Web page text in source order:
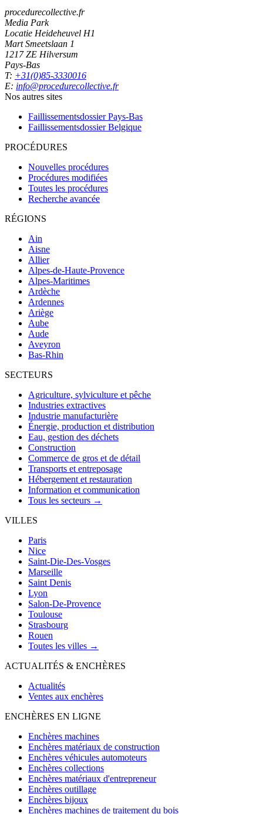
procedurecollective.fr
Media Park
Locatie Heideheuvel H1
Mart Smeetslaan 1
1217 ZE Hilversum
Pays-Bas
T: +31(0)85-3330016
E: info@procedurecollective.fr
Nos autres sites
Faillissementsdossier Pays-Bas
Faillissementsdossier Belgique
PROCÉDURES
Nouvelles procédures
Procédures modifiées
Toutes les procédures
Recherche avancée
RÉGIONS
Ain
Aisne
Allier
Alpes-de-Haute-Provence
Alpes-Maritimes
Ardèche
Ardennes
Ariège
Aube
Aude
Aveyron
Bas-Rhin
SECTEURS
Agriculture, sylviculture et pêche
Industries extractives
Industrie manufacturière
Énergie, production et distribution
Eau, gestion des déchets
Construction
Commerce de gros et de détail
Transports et entreposage
Hébergement et restauration
Information et communication
Tous les secteurs →
VILLES
Paris
Nice
Saint-Die-Des-Vosges
Marseille
Saint Denis
Lyon
Salon-De-Provence
Toulouse
Strasbourg
Rouen
Toutes les villes →
ACTUALITÉS & ENCHÈRES
Actualités
Ventes aux enchères
ENCHÈRES EN LIGNE
Enchères machines
Enchères matériaux de construction
Enchères véhicules automoteurs
Enchères collections
Enchères matériaux d'entrepreneur
Enchères outillage
Enchères bijoux
Enchères machines de traitement du bois